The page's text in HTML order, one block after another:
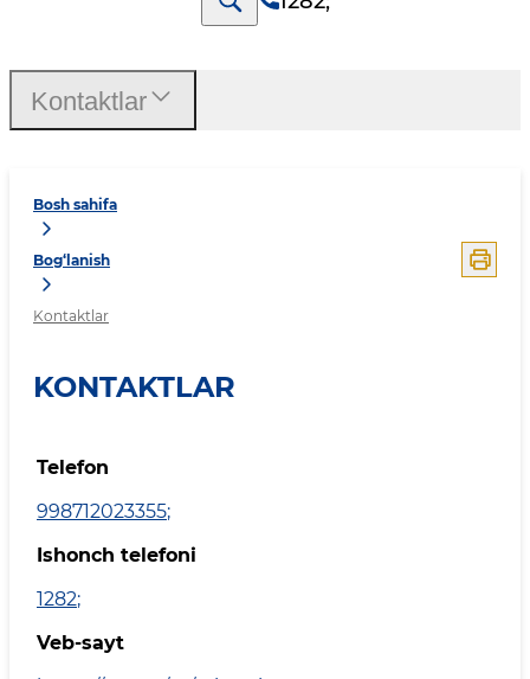
Bosh sahifa
Bog‘lanish
Kontaktlar
KONTAKTLAR
Telefon
998712023355;
Ishonch telefoni
1282;
Veb-sayt
Kontaktlar